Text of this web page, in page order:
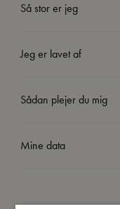
Så stor er jeg
Jeg er lavet af
Sådan plejer du mig
Mine data